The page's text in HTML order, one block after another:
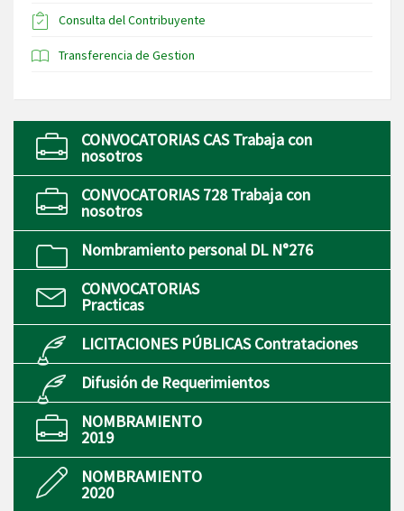
Consulta del Contribuyente
Transferencia de Gestion
CONVOCATORIAS CAS Trabaja con
nosotros
CONVOCATORIAS 728 Trabaja con
nosotros
Nombramiento personal DL N°276
CONVOCATORIAS
Practicas
LICITACIONES PÚBLICAS Contrataciones
Difusión de Requerimientos
NOMBRAMIENTO
2019
NOMBRAMIENTO
2020